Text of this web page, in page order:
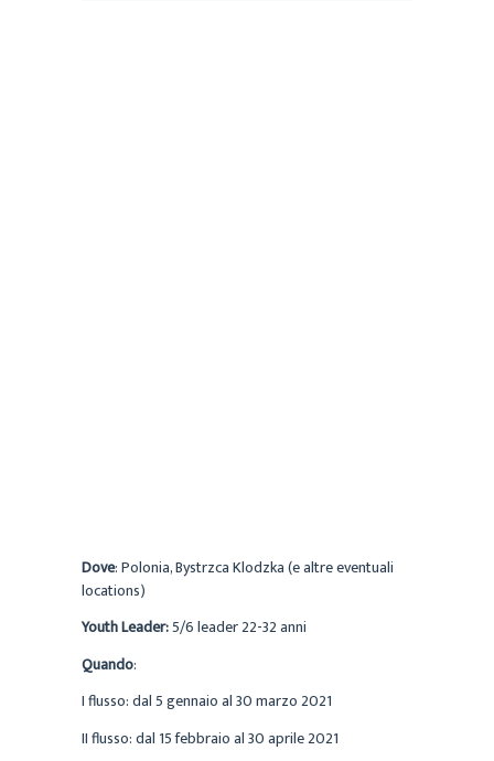
Dove: Polonia, Bystrzca Klodzka (e altre eventuali
locations)
Youth Leader:5/6 leader 22-32 anni
Quando:
I flusso: dal 5 gennaio al 30 marzo 2021
II flusso: dal 15 febbraio al 30 aprile 2021